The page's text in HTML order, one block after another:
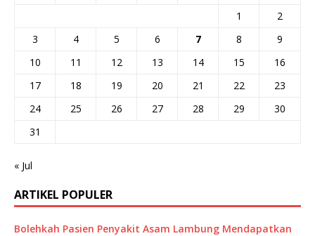
1
2
3
4 5 6 7 8
9
10
11 12 13 14 15
16
17
18 19 20 21 22
23
24
25 26 27 28 29
30
31
« Jul
ARTIKEL POPULER
Bolehkah Pasien Penyakit Asam Lambung Mendapatkan